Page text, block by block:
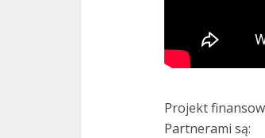
Projekt
Partnerami są: